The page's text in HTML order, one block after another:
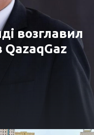
возглавил